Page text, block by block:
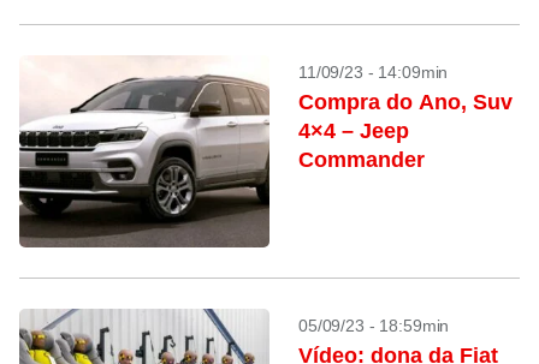
11/09/23 - 14:09min
Compra do Ano, Suv
4×4 – Jeep
Commander
05/09/23 - 18:59min
Vídeo: dona da Fiat